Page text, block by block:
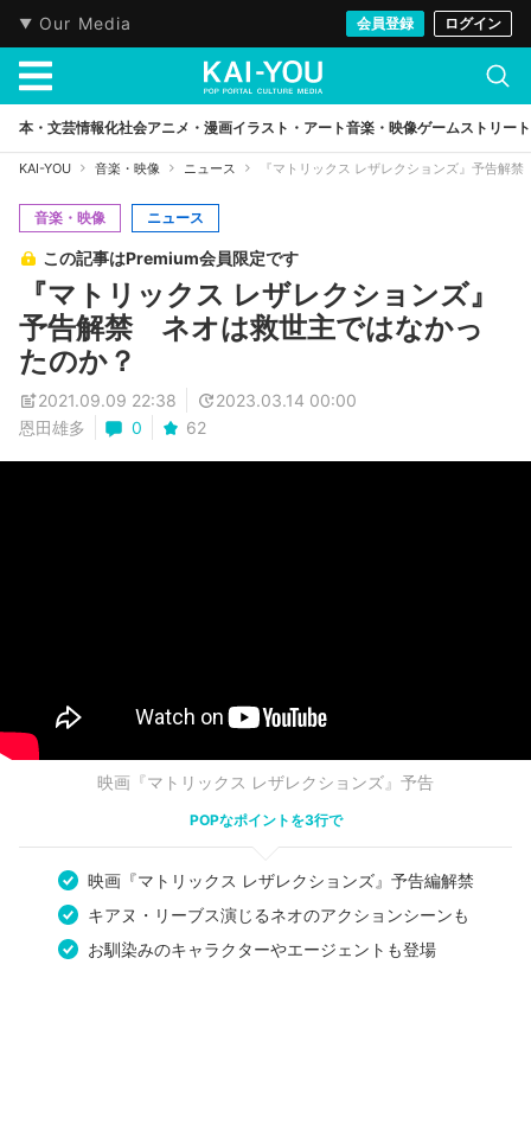
Our Media 会員登録 ログイン
本・文芸情報化社会アニメ・漫画イラスト・アート音楽・映像ゲームストリート
KAI-YOU 音楽・映像 ニュース 『マトリックス レザレクションズ』予告解
音楽・映像 ニュース
この記事はPremium会員限定です
『マトリックス レザレクションズ』
予告解禁 ネオは救世主ではなかっ
たのか？
2021.09.09 22:38
2023.03.14 00:00
恩田雄多
0 62
映画『マトリックス レザレクションズ』予告
POPなポイントを3行で
映画『マトリックス レザレクションズ』予告編解禁
キアヌ・リーブス演じるネオのアクションシーンも
お馴染みのキャラクターやエージェントも登場